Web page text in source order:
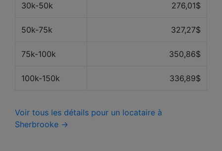
30k-50k 276,01$
50k-75k 327,27$
75k-100k 350,86$
100k-150k 336,89$
Voir tous les détails pour un locataire à
Sherbrooke →